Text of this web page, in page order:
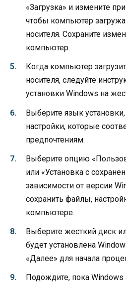
«Загрузка» и измените
чтобы компьютер
носителя. Сохраните
компьютер.
Когда компьютер
носителя, следуйте
установки Windows на
Выберите язык
настройки, которые
предпочтениям.
Выберите опцию
или «Установка с
зависимости от версии
сохранить файлы,
компьютере.
Выберите жесткий диск
будет установлена
«Далее» для начала
Подождите, пока